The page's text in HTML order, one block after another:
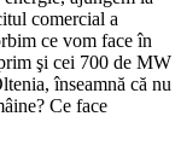
comercial a
ce vom face în
şi cei 700 de MW
înseamnă că nu
Ce face